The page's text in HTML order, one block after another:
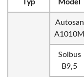
Typ Model
Autosan
A1010M
Solbus
B9,5